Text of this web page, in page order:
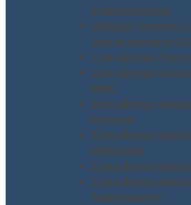
Architettonica
Obbligo formativo
lavoro secondo il
Consulenza Testo
Consulenza
MMC
Consulenza
Rumore
Consulenza
Vibrazioni
Consulenza
Consulenza
fulminazione